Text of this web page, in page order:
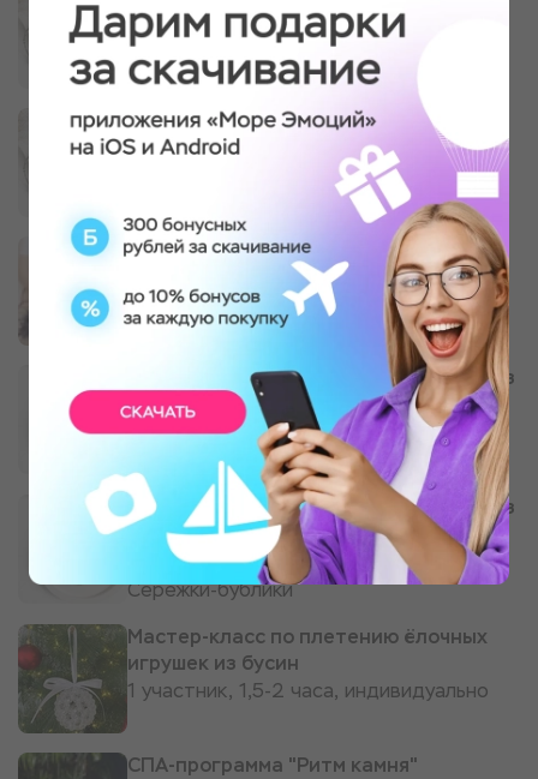
бисера
1 участник, 2-3 часа, индивидуально
Мастер-класс по созданию чокера из
бисера
1 участник, 2-3 часа, в группе
Массаж на выбор
1 участник, 90 минут
Мастер-класс по плетению сережек из
японского бисера
1 участник, 1,5-2 часа, индивидуально,
Сережки-бублики
Мастер-класс по плетению сережек из
японского бисера
1 участник, 1,5-2 часа, в группе,
Сережки-бублики
Мастер-класс по плетению ёлочных
игрушек из бусин
1 участник, 1,5-2 часа, индивидуально
СПА-программа "Ритм камня"